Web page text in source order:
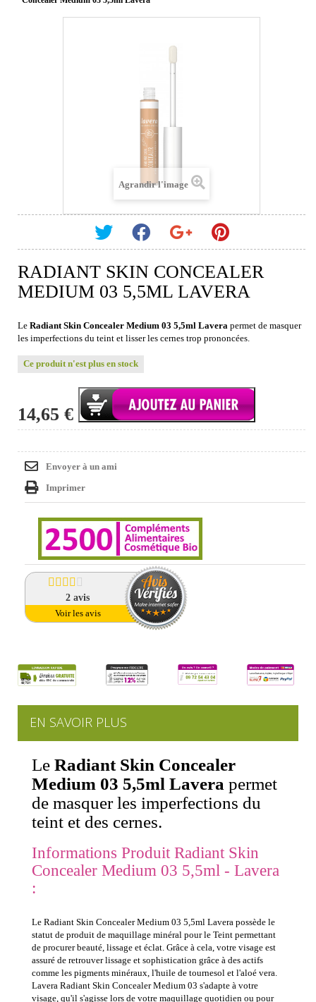
Agrandir l'image
RADIANT SKIN CONCEALER
MEDIUM 03 5,5ML LAVERA
Le Radiant Skin Concealer Medium 03 5,5ml Lavera permet de masquer
les imperfections du teint et lisser les cernes trop prononcées.
Ce produit n'est plus en stock
14,65 €
Envoyer à un ami
Imprimer
2avis
Voir les avis
EN SAVOIR PLUS
Le Radiant Skin Concealer
Medium 03 5,5ml Lavera permet
de masquer les imperfections du
teint et des cernes.
Informations Produit Radiant Skin
Concealer Medium 03 5,5ml - Lavera
:
Le Radiant Skin Concealer Medium 03 5,5ml Lavera possède le
statut de produit de maquillage minéral pour le Teint permettant
de procurer beauté, lissage et éclat. Grâce à cela, votre visage est
assuré de retrouver lissage et sophistication grâce à des actifs
comme les pigments minéraux, l'huile de tournesol et l'aloé vera.
Lavera Radiant Skin Concealer Medium 03 s'adapte à votre
visage, qu'il s'agisse lors de votre maquillage quotidien ou pour